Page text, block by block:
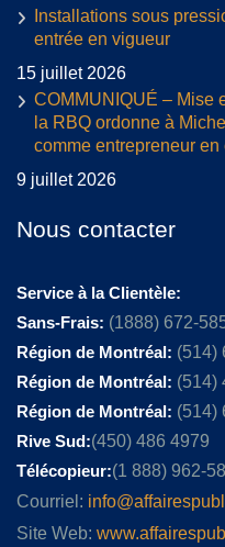
Installations sous
entrée en vigueur
15 juillet 2026
COMMUNIQUÉ – Mise
la RBQ ordonne à
comme entrepreneur en
9 juillet 2026
Nous contacter
Service à la Clientèle:
Sans-Frais: (1888) 672-
Région de Montréal: (514)
Région de Montréal: (514)
Région de Montréal: (514)
Rive Sud:(450) 486 4979
Télécopieur:(1 888) 962-
Courriel:
Site Web: